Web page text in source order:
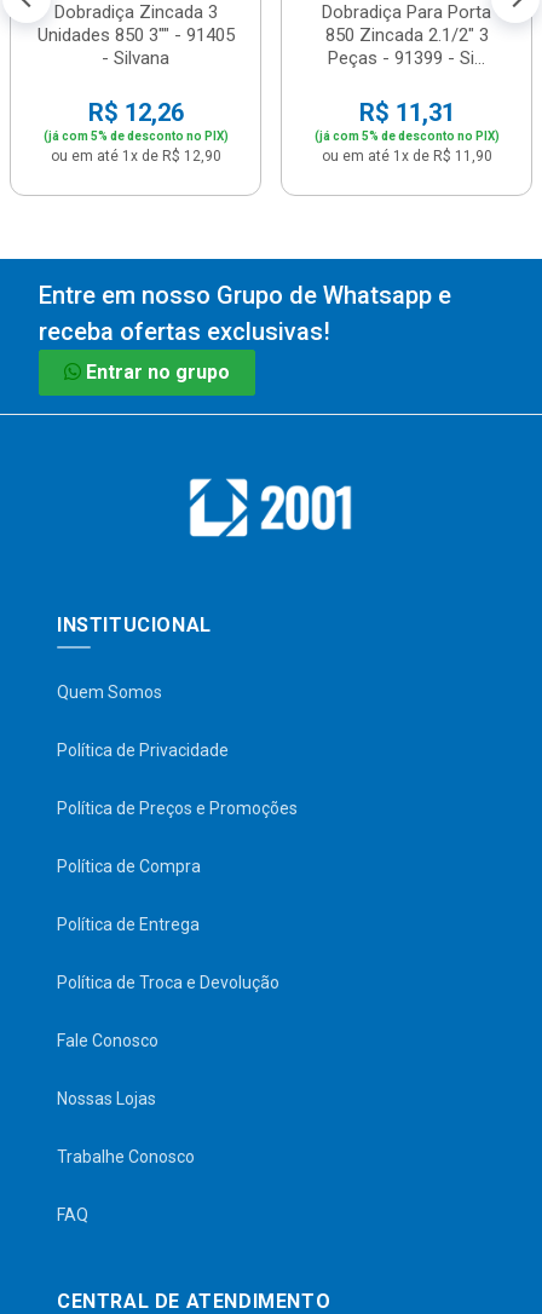
Dobradiça Zincada 3
Unidades 850 3"" - 91405
- Silvana
R$ 12,26
(já com 5% de desconto no PIX)
ou em até 1x de R$ 12,90
Dobradiça Para Porta
850 Zincada 2.1/2" 3
Peças - 91399 - Si...
R$ 11,31
(já com 5% de desconto no PIX)
ou em até 1x de R$ 11,90
Entre em nosso Grupo de Whatsapp e
receba ofertas exclusivas!
Entrar no grupo
INSTITUCIONAL
Quem Somos
Política de Privacidade
Política de Preços e Promoções
Política de Compra
Política de Entrega
Política de Troca e Devolução
Fale Conosco
Nossas Lojas
Trabalhe Conosco
FAQ
CENTRAL DE ATENDIMENTO